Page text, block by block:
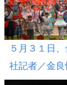
５月３１日
社記者／金良